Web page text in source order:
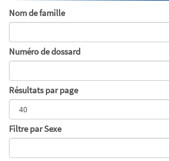
Nom de famille
Numéro de dossard
Résultats par page
Filtre par Sexe